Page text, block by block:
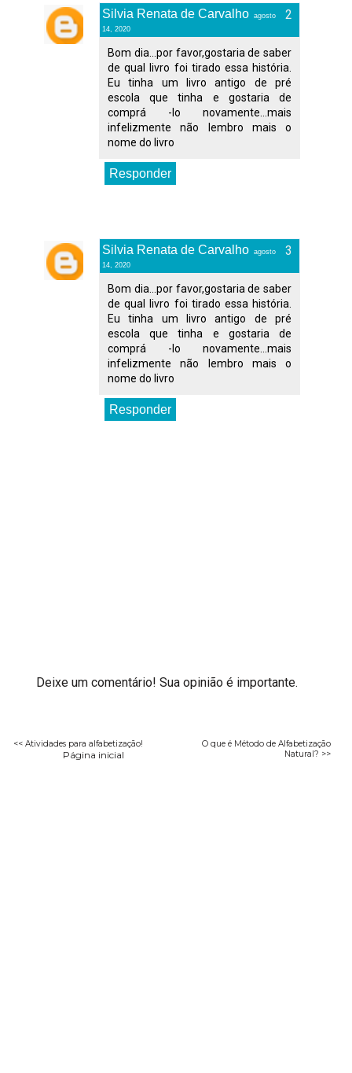
Silvia Renata de Carvalho
agosto
14, 2020
Bom dia...por favor,gostaria de saber
de qual livro foi tirado essa história.
Eu tinha um livro antigo de pré
escola que tinha e gostaria de
comprá -lo novamente...mais
infelizmente não lembro mais o
nome do livro
Responder
Silvia Renata de Carvalho
agosto
14, 2020
Bom dia...por favor,gostaria de saber
de qual livro foi tirado essa história.
Eu tinha um livro antigo de pré
escola que tinha e gostaria de
comprá -lo novamente...mais
infelizmente não lembro mais o
nome do livro
Responder
Deixe um comentário! Sua opinião é importante.
<< Atividades para alfabetização!
O que é Método de Alfabetização
Natural? >>
Página inicial